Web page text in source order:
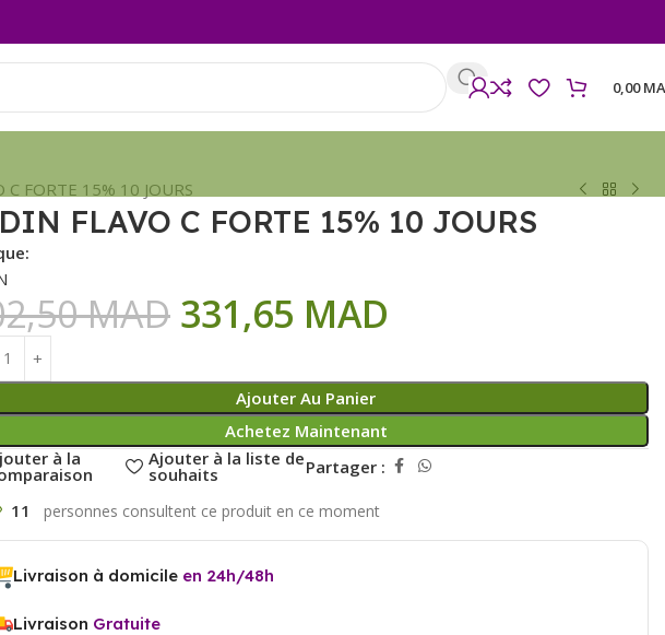
0,00
C FORTE 15% 10 JOURS
FLAVO C FORTE 15% 10 JOURS
MAD 331,65 MAD
Ajouter Au Panier
Achetez Maintenant
à la
Ajouter à la liste de
souhaits
Partager :
11
Livraison à domicile en 24h/48h
Livraison Gratuite